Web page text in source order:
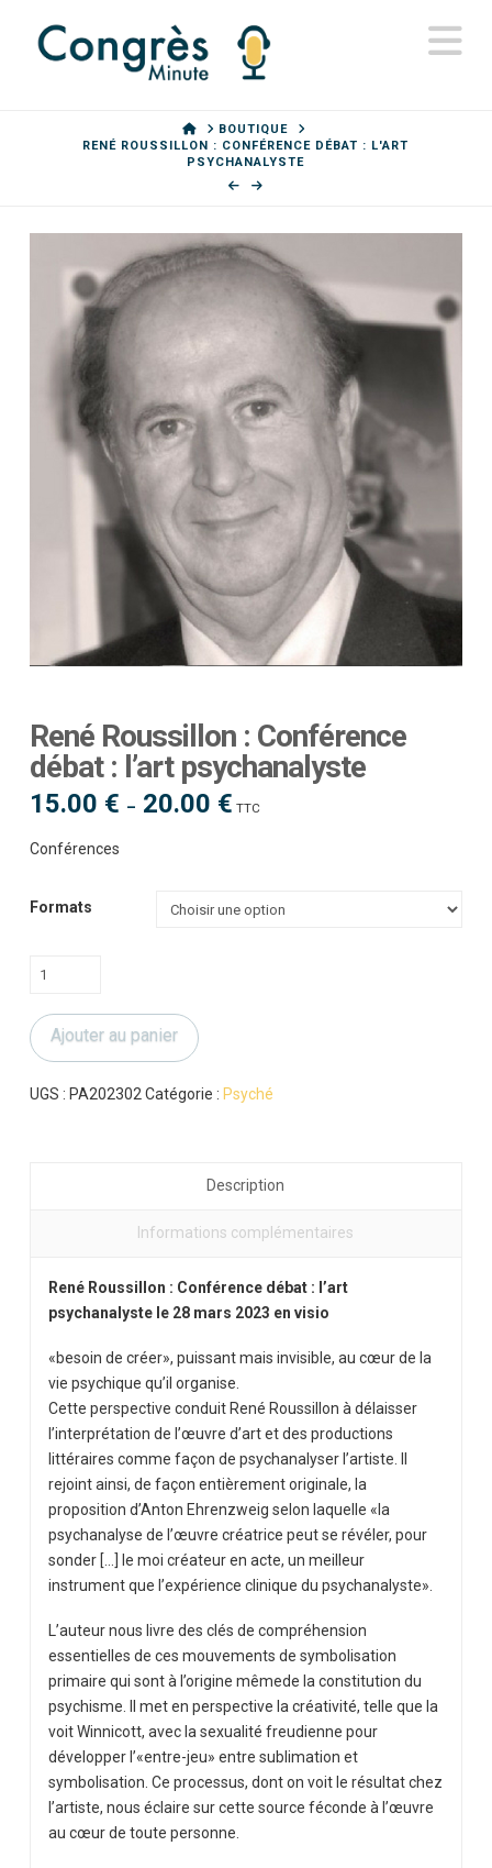
HOMEBOUTIQUE
RENÉ ROUSSILLON : CONFÉRENCE DÉBAT : L'ART
PSYCHANALYSTE
René Roussillon : Conférence
débat : l’art psychanalyste
15.00 € – 20.00 €Plage
de
TTC
Conférences
Formats
quantité
René
Roussillon
Conférence
Ajouter au panier
UGS : PA202302Catégorie : Psyché
Description
Informations complémentaires
René Roussillon : Conférence débat : l’art
psychanalyste le 28 mars 2023 en visio
«besoin de créer», puissant mais invisible, au cœur de la
vie psychique qu’il organise.
Cette perspective conduit René Roussillon à délaisser
l’interprétation de l’œuvre d’art et des productions
littéraires comme façon de psychanalyser l’artiste. Il
rejoint ainsi, de façon entièrement originale, la
proposition d’Anton Ehrenzweig selon laquelle «la
psychanalyse de l’œuvre créatrice peut se révéler, pour
sonder […] le moi créateur en acte, un meilleur
instrument que l’expérience clinique du psychanalyste».
L’auteur nous livre des clés de compréhension
essentielles de ces mouvements de symbolisation
primaire qui sont à l’origine mêmede la constitution du
psychisme. Il met en perspective la créativité, telle que la
voit Winnicott, avec la sexualité freudienne pour
développer l’«entre-jeu» entre sublimation et
symbolisation. Ce processus, dont on voit le résultat chez
l’artiste, nous éclaire sur cette source féconde à l’œuvre
au cœur de toute personne.